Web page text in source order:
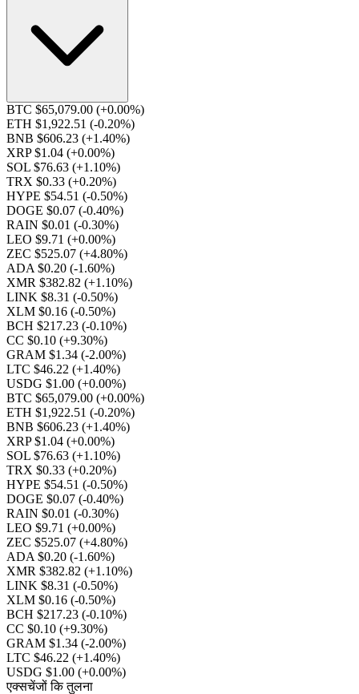
BTC $65,079.00 (+0.00%)
ETH $1,922.51 (-0.20%)
BNB $606.23 (+1.40%)
XRP $1.04 (+0.00%)
SOL $76.63 (+1.10%)
TRX $0.33 (+0.20%)
HYPE $54.51 (-0.50%)
DOGE $0.07 (-0.40%)
RAIN $0.01 (-0.30%)
LEO $9.71 (+0.00%)
ZEC $525.07 (+4.80%)
ADA $0.20 (-1.60%)
XMR $382.82 (+1.10%)
LINK $8.31 (-0.50%)
XLM $0.16 (-0.50%)
BCH $217.23 (-0.10%)
CC $0.10 (+9.30%)
GRAM $1.34 (-2.00%)
LTC $46.22 (+1.40%)
USDG $1.00 (+0.00%)
BTC $65,079.00 (+0.00%)
ETH $1,922.51 (-0.20%)
BNB $606.23 (+1.40%)
XRP $1.04 (+0.00%)
SOL $76.63 (+1.10%)
TRX $0.33 (+0.20%)
HYPE $54.51 (-0.50%)
DOGE $0.07 (-0.40%)
RAIN $0.01 (-0.30%)
LEO $9.71 (+0.00%)
ZEC $525.07 (+4.80%)
ADA $0.20 (-1.60%)
XMR $382.82 (+1.10%)
LINK $8.31 (-0.50%)
XLM $0.16 (-0.50%)
BCH $217.23 (-0.10%)
CC $0.10 (+9.30%)
GRAM $1.34 (-2.00%)
LTC $46.22 (+1.40%)
USDG $1.00 (+0.00%)
एक्सचेंजों कि तुलना